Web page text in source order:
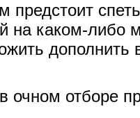
предстоит
на каком-либо
очном отборе